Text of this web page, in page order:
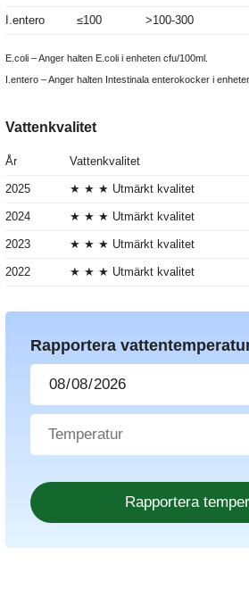
I.entero ≤100 >100-300
E.coli – Anger halten E.coli i enheten cfu/100ml.
I.entero – Anger halten Intestinala enterokocker i
Vattenkvalitet
År Vattenkvalitet
2025 ★ ★ ★ Utmärkt kvalitet
2024 ★ ★ ★ Utmärkt kvalitet
2023 ★ ★ ★ Utmärkt kvalitet
2022 ★ ★ ★ Utmärkt kvalitet
Rapportera